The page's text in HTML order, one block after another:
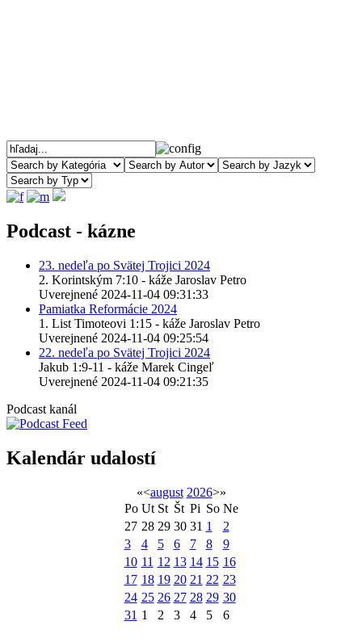
Podcast - kázne
23. nedeľa po Svätej Trojici 2024
2. Korintským 7:10 - káže Jaroslav Petro
Uverejnené 2024-11-04 09:31:33
Pamiatka Reformácie 2024
1. List Timoteovi 1:15 - káže Jaroslav Petro
Uverejnené 2024-11-04 09:25:54
22. nedeľa po Svätej Trojici 2024
Jakub 1:9-11 - káže Marek Cingeľ
Uverejnené 2024-11-04 09:21:35
Podcast kanál
Kalendár udalostí
«<august 2026>»
Po Ut St Št Pi So Ne
27 28 29 30 31 1
2
3
4 5 6 7 8
9
10 11 12 13 14 15 16
17 18 19 20 21 22 23
24 25 26 27 28 29 30
31 1 2 3 4 5 6